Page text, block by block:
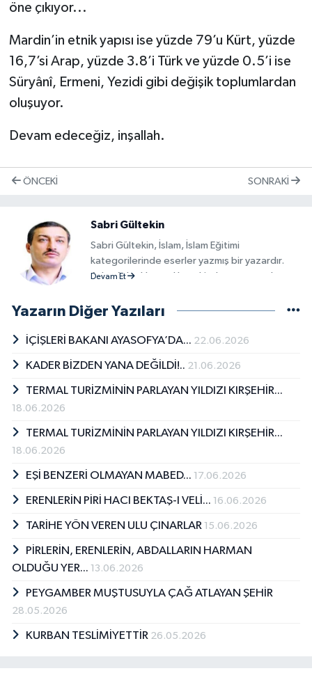
öne çıkıyor...
Mardin’in etnik yapısı ise yüzde 79’u Kürt, yüzde
16,7’si Arap, yüzde 3.8’i Türk ve yüzde 0.5’i ise
Süryânî, Ermeni, Yezidi gibi değişik toplumlardan
oluşuyor.
Devam edeceğiz, inşallah.
ÖNCEKI SONRAKI
Sabri Gültekin
Sabri Gültekin, İslam, İslam Eğitimi
kategorilerinde eserler yazmış bir yazardır.
Adım Adım Hac ve Umre kitabının yazarıdır.
Yabancı Dil Kitaplar aracılığıyla kitapseverlerle
buluşmuştur. Sabri Gültekin tarafından yazılan
son kitap &quot;Adım Adım Hac ve
Kitaplar tarafından okurların beğenisine
sunulmuştur.
Devam Et
Yazarın Diğer Yazıları
İÇİŞLERİ BAKANI AYASOFYA’DA... 22.06.2026
KADER BİZDEN YANA DEĞİLDİ!.. 21.06.2026
TERMAL TURİZMİNİN PARLAYAN YILDIZI KIRŞEHİR...
18.06.2026
TERMAL TURİZMİNİN PARLAYAN YILDIZI KIRŞEHİR...
18.06.2026
EŞİ BENZERİ OLMAYAN MABED... 17.06.2026
ERENLERİN PİRİ HACI BEKTAŞ-I VELİ... 16.06.2026
TARİHE YÖN VEREN ULU ÇINARLAR 15.06.2026
PİRLERİN, ERENLERİN, ABDALLARIN HARMAN
OLDUĞU YER... 13.06.2026
PEYGAMBER MUŞTUSUYLA ÇAĞ ATLAYAN ŞEHİR
28.05.2026
KURBAN TESLİMİYETTİR 26.05.2026